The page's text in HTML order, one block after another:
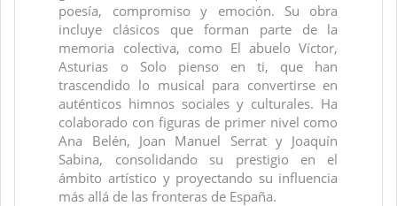
poesía, compromiso y emoción. Su obra
incluye clásicos que forman parte de la
memoria colectiva, como El abuelo Víctor,
Asturias o Solo pienso en ti, que han
trascendido lo musical para convertirse en
auténticos himnos sociales y culturales. Ha
colaborado con figuras de primer nivel como
Ana Belén, Joan Manuel Serrat y Joaquín
Sabina, consolidando su prestigio en el
ámbito artístico y proyectando su influencia
más allá de las fronteras de España.